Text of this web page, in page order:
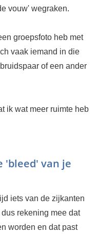
vouw' wegraken.
groepsfoto heb met
vaak iemand in die
of een ander
ik wat meer ruimte heb
'bleed' van je
iets van de zijkanten
rekening mee dat
worden en dat past